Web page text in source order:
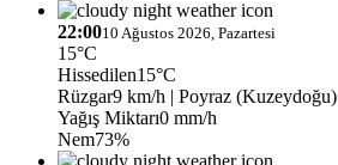
22:0010 Ağustos 2026, Pazartesi
15°C
Hissedilen15°C
Rüzgar9 km/h | Poyraz (Kuzeydoğu)
Yağış Miktarı0 mm/h
Nem73%